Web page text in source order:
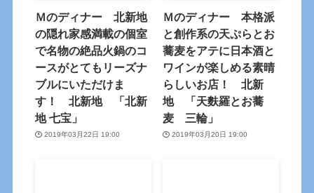
Ｍのディナー 北新地
の隠れ家感満載の個室
で名物の絶品火鍋のコ
ースがとてもリーズナ
ブルにいただけま
す！ 北新地 「北新
地 七宝」
2019年03月22日 19:00
Ｍのディナー 本格派
と創作系の天ぷらとお
蕎麦をアテに日本酒と
ワインが楽しめる素晴
らしいお店！ 北新
地 「天麩羅とお蕎
麦 三輪」
2019年03月20日 19:00